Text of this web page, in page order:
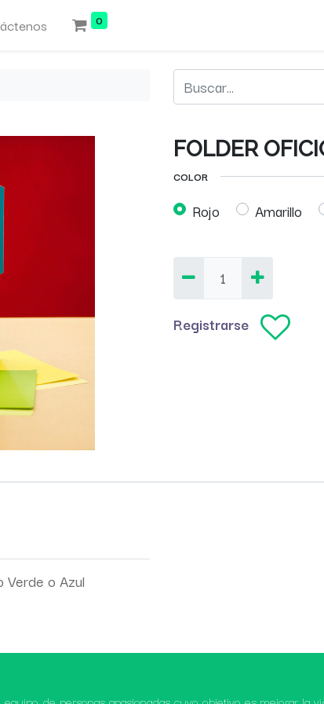
0
FOLDER
COLOR
Rojo Amarillo
Registrarse
Verde o Azul